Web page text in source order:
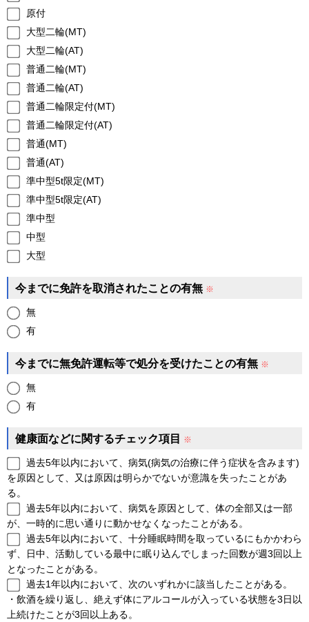
原付
大型二輪(MT)
大型二輪(AT)
普通二輪(MT)
普通二輪(AT)
普通二輪限定付(MT)
普通二輪限定付(AT)
普通(MT)
普通(AT)
準中型5t限定(MT)
準中型5t限定(AT)
準中型
中型
大型
今までに免許を取消されたことの有無 ※
無
有
今までに無免許運転等で処分を受けたことの有無 ※
無
有
健康面などに関するチェック項目 ※
過去5年以内において、病気(病気の治療に伴う症状を含みます)
を原因として、又は原因は明らかでないが意識を失ったことがあ
る。
過去5年以内において、病気を原因として、体の全部又は一部
が、一時的に思い通りに動かせなくなったことがある。
過去5年以内において、十分睡眠時間を取っているにもかかわら
ず、日中、活動している最中に眠り込んでしまった回数が週3回以上
となったことがある。
過去1年以内において、次のいずれかに該当したことがある。
・飲酒を繰り返し、絶えず体にアルコールが入っている状態を3日以
上続けたことが3回以上ある。